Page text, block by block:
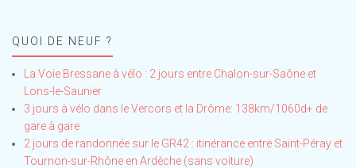
QUOI DE NEUF ?
La Voie Bressane à vélo : 2 jours entre Chalon-sur-Saône et
Lons-le-Saunier
3 jours à vélo dans le Vercors et la Drôme: 138km/1060d+ de
gare à gare
2 jours de randonnée sur le GR42 : itinérance entre Saint-Péray et
Tournon-sur-Rhône en Ardèche (sans voiture)